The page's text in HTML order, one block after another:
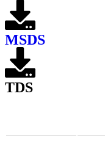
MSDS
TDS